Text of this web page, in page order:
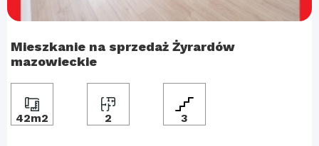
Mieszkanie na sprzedaż Żyrardów
mazowieckie
42m2 2 3